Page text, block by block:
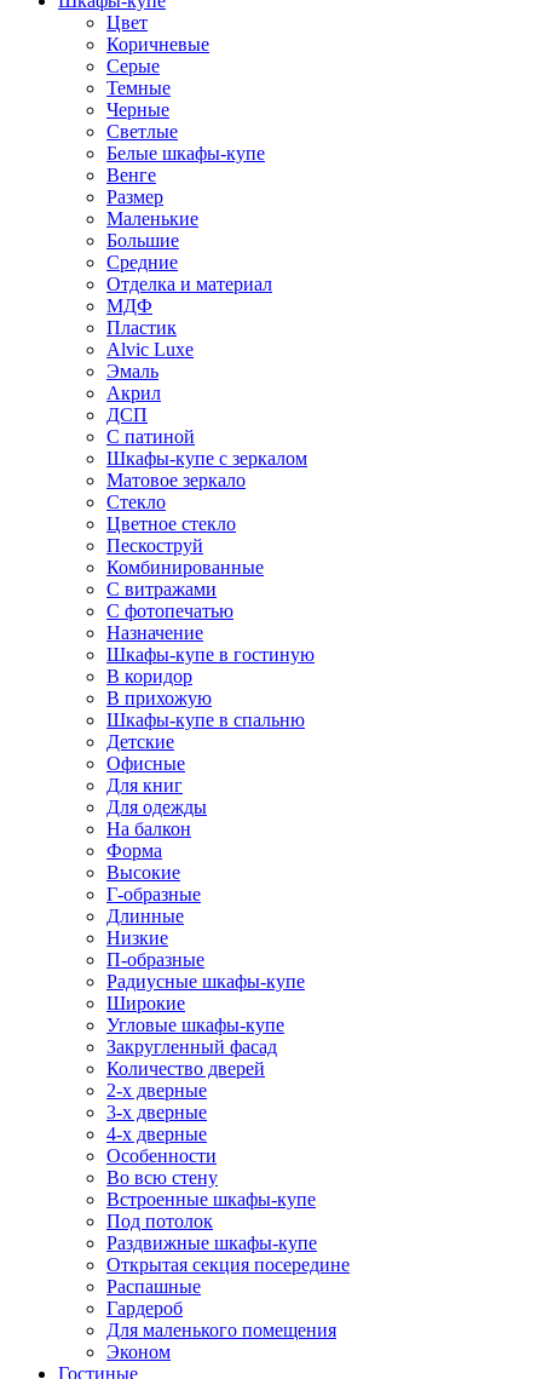
Цвет
Коричневые
Серые
Темные
Черные
Светлые
Белые шкафы-купе
Венге
Размер
Маленькие
Большие
Средние
Отделка и материал
МДФ
Пластик
Alvic Luxe
Эмаль
Акрил
ДСП
С патиной
Шкафы-купе с зеркалом
Матовое зеркало
Стекло
Цветное стекло
Пескоструй
Комбинированные
С витражами
С фотопечатью
Назначение
Шкафы-купе в гостиную
В коридор
В прихожую
Шкафы-купе в спальню
Детские
Офисные
Для книг
Для одежды
На балкон
Форма
Высокие
Г-образные
Длинные
Низкие
П-образные
Радиусные шкафы-купе
Широкие
Угловые шкафы-купе
Закругленный фасад
Количество дверей
2-х дверные
3-х дверные
4-х дверные
Особенности
Во всю стену
Встроенные шкафы-купе
Под потолок
Раздвижные шкафы-купе
Открытая секция посередине
Распашные
Гардероб
Для маленького помещения
Эконом
Гостиные